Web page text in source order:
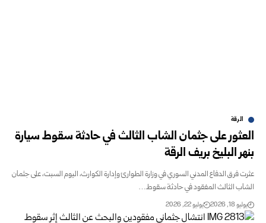
الرقة
العثور على جثمان الشاب الثالث في حادثة سقوط سيارة
بنهر البليخ بريف الرقة
عثرت فرق الدفاع المدني السوري في وزارة الطوارئ وإدارة الكوارث، اليوم السبت، على جثمان
‏الشاب الثالث المفقود في حادثة سقوط…
يوليو 18, 2026 يوليو 22, 2026